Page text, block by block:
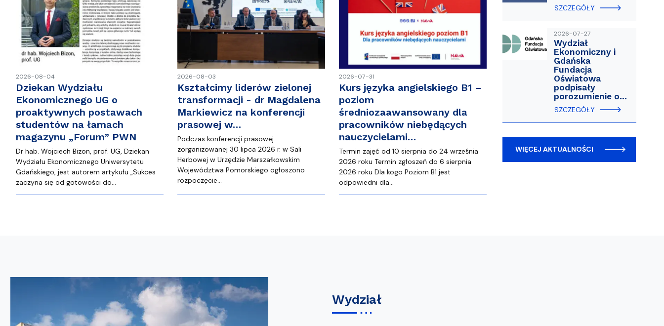
2026-08-04
Dziekan Wydziału
Ekonomicznego UG o
proaktywnych postawach
studentów na łamach
magazynu „Forum” PWN
Dr hab. Wojciech Bizon, prof. UG, Dziekan
Wydziału Ekonomicznego Uniwersytetu
Gdańskiego, jest autorem artykułu „Sukces
zaczyna się od gotowości do…
2026-08-03
Kształcimy liderów zielonej
transformacji - dr Magdalena
Markiewicz na konferencji
prasowej w…
Podczas konferencji prasowej
zorganizowanej 30 lipca 2026 r. w Sali
Herbowej w Urzędzie Marszałkowskim
Województwa Pomorskiego ogłoszono
rozpoczęcie…
2026-07-31
Kurs języka angielskiego B1 –
poziom
średniozaawansowany dla
pracowników niebędących
nauczycielami…
Termin zajęć od 10 sierpnia do 24 września
2026 roku Termin zgłoszeń do 6 sierpnia
2026 roku Dla kogo Poziom B1 jest
odpowiedni dla…
SZCZEGÓŁY
2026-07-27
Wydział
Ekonomiczny i
Gdańska
Fundacja
Oświatowa
podpisały
porozumienie o…
SZCZEGÓŁY
WIĘCEJ AKTUALNOŚCI
Wydział